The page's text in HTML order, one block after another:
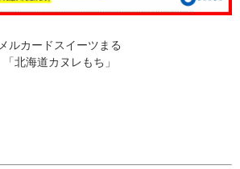
メルカードスイーツまる
「北海道カヌレもち」